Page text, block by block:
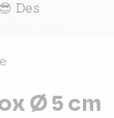
Des
Ø 5 cm